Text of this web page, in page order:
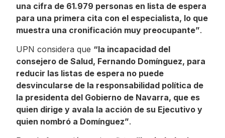
una cifra de 61.979 personas en lista de espera
para una primera cita con el especialista, lo que
muestra una cronificación muy preocupante”.
UPN considera que “la incapacidad del
consejero de Salud, Fernando Domínguez, para
reducir las listas de espera no puede
desvincularse de la responsabilidad política de
la presidenta del Gobierno de Navarra, que es
quien dirige y avala la acción de su Ejecutivo y
quien nombró a Domínguez”.